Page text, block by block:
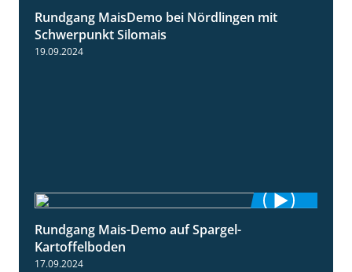
10:51
Rundgang MaisDemo bei Nördlingen mit
Schwerpunkt Silomais
19.09.2024
Rundgang Mais-Demo auf Spargel-
Kartoffelboden
17.09.2024